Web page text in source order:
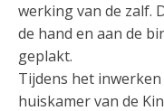
werking van de zalf.
de hand en aan de
geplakt.
Tijdens het
huiskamer van de